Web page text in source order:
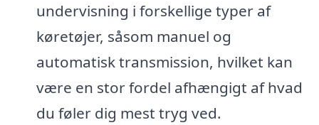
undervisning i forskellige typer af
køretøjer, såsom manuel og
automatisk transmission, hvilket kan
være en stor fordel afhængigt af hvad
du føler dig mest tryg ved.